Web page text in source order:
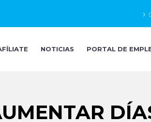
NOTICIAS PORTAL DE